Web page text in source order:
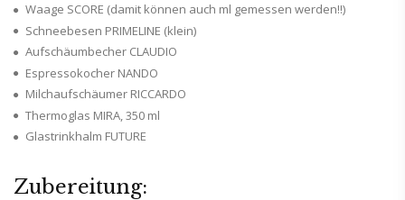
Waage SCORE (damit können auch ml gemessen werden!!)
Schneebesen PRIMELINE (klein)
Aufschäumbecher CLAUDIO
Espressokocher NANDO
Milchaufschäumer RICCARDO
Thermoglas MIRA, 350 ml
Glastrinkhalm FUTURE
Zubereitung: